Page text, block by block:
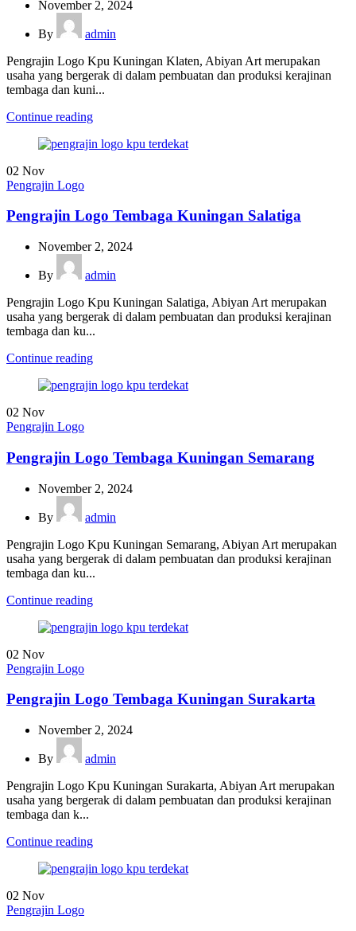
November 2, 2024
By
admin
Pengrajin Logo Kpu Kuningan Klaten, Abiyan Art merupakan
usaha yang bergerak di dalam pembuatan dan produksi kerajinan
tembaga dan kuni...
Continue reading
02 Nov
Pengrajin Logo
Pengrajin Logo Tembaga Kuningan Salatiga
November 2, 2024
By
admin
Pengrajin Logo Kpu Kuningan Salatiga, Abiyan Art merupakan
usaha yang bergerak di dalam pembuatan dan produksi kerajinan
tembaga dan ku...
Continue reading
02 Nov
Pengrajin Logo
Pengrajin Logo Tembaga Kuningan Semarang
November 2, 2024
By
admin
Pengrajin Logo Kpu Kuningan Semarang, Abiyan Art merupakan
usaha yang bergerak di dalam pembuatan dan produksi kerajinan
tembaga dan ku...
Continue reading
02 Nov
Pengrajin Logo
Pengrajin Logo Tembaga Kuningan Surakarta
November 2, 2024
By
admin
Pengrajin Logo Kpu Kuningan Surakarta, Abiyan Art merupakan
usaha yang bergerak di dalam pembuatan dan produksi kerajinan
tembaga dan k...
Continue reading
02 Nov
Pengrajin Logo